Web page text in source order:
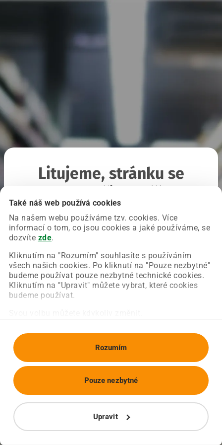
Také náš web používá cookies
Na našem webu používáme tzv. cookies. Více
informací o tom, co jsou cookies a jaké používáme, se
dozvíte zde.
Kliknutím na "Rozumím" souhlasíte s používáním
všech našich cookies. Po kliknutí na "Pouze nezbytné"
budeme používat pouze nezbytné technické cookies.
Kliknutím na "Upravit" můžete vybrat, které cookies
budeme používat.
Rozumím
Upravit
Pouze nezbytné
Litujeme, stránku se
Chyba nastala na naší straně a už ji opravujeme.
Zkuste prosím znovu načíst požadovanou stránku.
Obnovit stránku Úvodní strana